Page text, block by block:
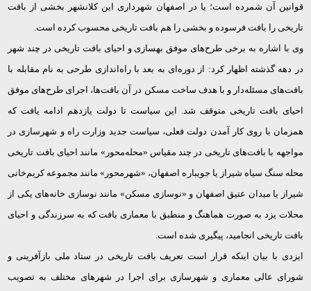
قوانین آن شمرده است؛ یا در اصفهان شهرداری این کلانشهر بخشی از بافت
تاریخی را بافت فرسوده و بخشی را هم بافت تاریخی محسوب کرده است.
وی با اشاره به برخی طرح‌های موفق بهسازی و احیای بافت تاریخی در چند شهر
در دهه گذشته اظهار کرد: از دوره‌ای به بعد با راه‌اندازی طرحی به نام مقابله با
بافت‌های مسئله‌دار و با هدف ساخت مسکن در آن بافت‌ها، اجرای طرح‌های موفق
احیای بافت تاریخی متوقف شد. این سیاست تا دولت یازدهم ادامه یافت که
همزمان با روی کار آمدن دولت فعلی، سیاست جدید وزارت راه و شهرسازی در
مواجهه با بافت‌های تاریخی در چند مقیاس «محله‌محور» مانند احیای بافت تاریخی
محله سنگ سیاه شیراز یا جویباره اصفهان، «شهرمحور» مانند مجموعه کریم‌خانی
شیراز یا میدان عتیق اصفهان و «نوسازی مسکن» مانند نوسازی خانه‌های یکی از
محلات یزد به صورت هماهنگ و منطبق با معماری بافت که به سرزندگی و احیای
بافت تاریخی انجامید، پیگیری شده است.
ایزدی با بیان اینکه قرار است تعریف بافت تاریخی در ستاد ملی بازآفرینی و
شورای عالی معماری و شهرسازی برای اجرا در شهرهای مختلف به تصویب